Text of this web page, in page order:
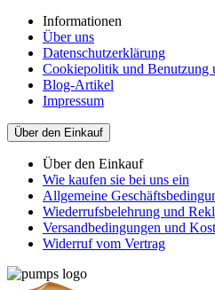
Informationen
Über uns
Datenschutzerklärung
Cookiepolitik und Benutzung
Blog-Artikel
Impressum
Über den Einkauf
Über den Einkauf
Wie kaufen sie bei uns ein
Allgemeine
Wiederrufsbelehrung und
Versandbedingungen und
Widerruf vom Vertrag